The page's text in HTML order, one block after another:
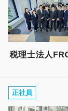
税理士法人
正社員